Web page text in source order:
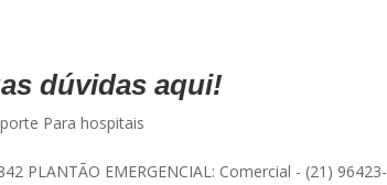
dúvidas aqui!
Para hospitais
EMERGENCIAL: Comercial - (21) 96423-